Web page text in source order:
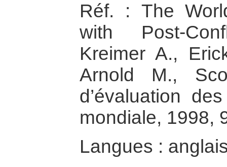
Réf. : The
with Post-
Kreimer A.,
Arnold M.,
d’évaluation
mondiale, 1998,
Langues :